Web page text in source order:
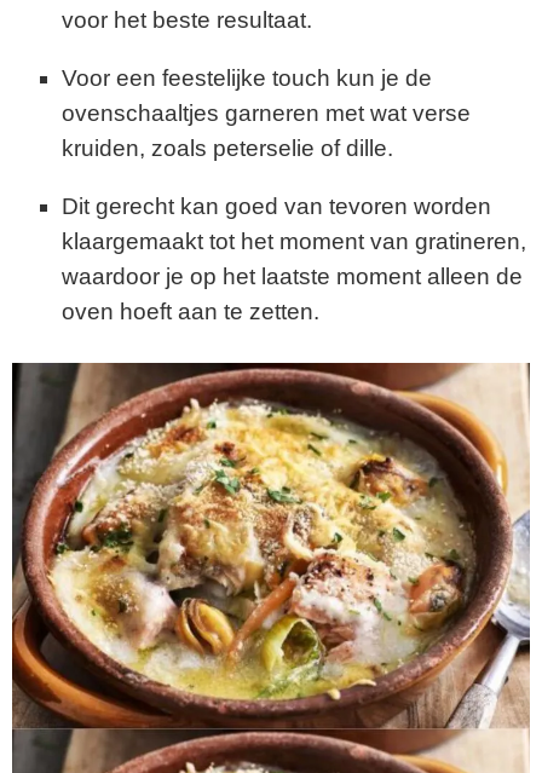
voor het beste resultaat.
Voor een feestelijke touch kun je de
ovenschaaltjes garneren met wat verse
kruiden, zoals peterselie of dille.
Dit gerecht kan goed van tevoren worden
klaargemaakt tot het moment van gratineren,
waardoor je op het laatste moment alleen de
oven hoeft aan te zetten.